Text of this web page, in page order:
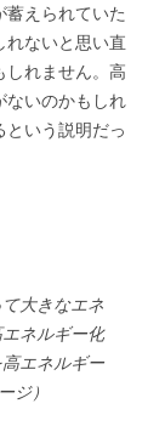
えられていた
れないと思い直
しれません。高
ないのかもしれ
いう説明だっ
大きなエネ
ネルギー化
エネルギー
ジ）